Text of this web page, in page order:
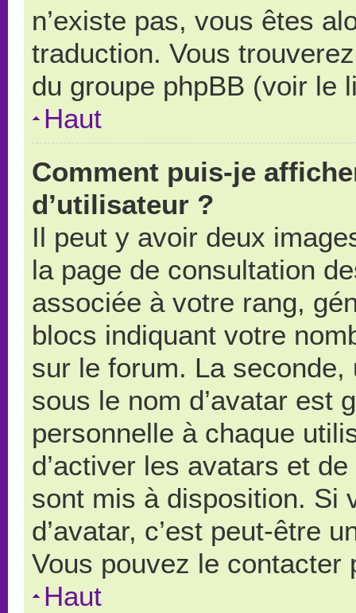
n’existe pas, vous êtes
traduction. Vous
du groupe phpBB (voir le
Haut
Comment puis-je
d’utilisateur ?
Il peut y avoir deux
la page de consultation
associée à votre rang,
blocs indiquant votre
sur le forum. La
sous le nom d’avatar est
personnelle à chaque
d’activer les avatars et
sont mis à disposition. Si
d’avatar, c’est peut-être
Vous pouvez le contacter
Haut